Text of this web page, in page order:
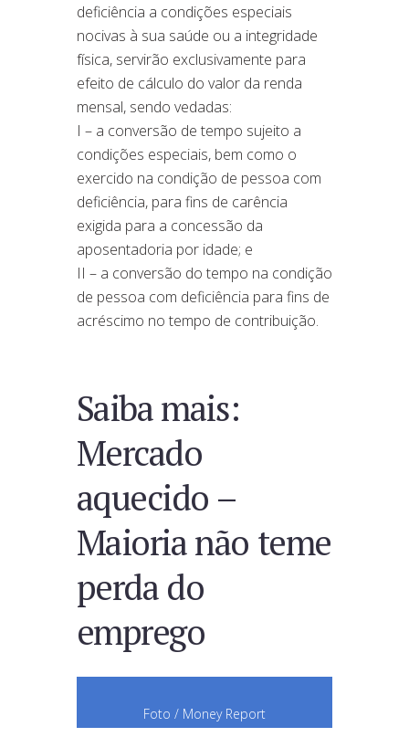
deficiência a condições especiais
nocivas à sua saúde ou a integridade
física, servirão exclusivamente para
efeito de cálculo do valor da renda
mensal, sendo vedadas:
I – a conversão de tempo sujeito a
condições especiais, bem como o
exercido na condição de pessoa com
deficiência, para fins de carência
exigida para a concessão da
aposentadoria por idade; e
II – a conversão do tempo na condição
de pessoa com deficiência para fins de
acréscimo no tempo de contribuição.
Saiba mais:
Mercado
aquecido –
Maioria não teme
perda do
emprego
Foto / Money Report